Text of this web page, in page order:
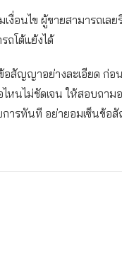
อนไข ผู้ขายสามารถเล
ถโต้แย้งได้
สัญญาอย่างละเอียด ก่
นไม่ชัดเจน ให้สอบถาม
ารทันที อย่ายอมเซ็นข้อ